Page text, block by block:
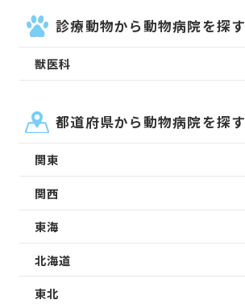
診療動物から動物病院を探す
獣医科
都道府県から動物病院を探す
関東
関西
東海
北海道
東北